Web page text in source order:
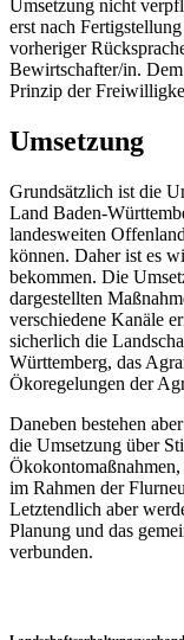
Umsetzung nicht
erst nach
vorheriger
Bewirtschafter/in. Dem
Prinzip der
Umsetzung
Grundsätzlich ist die
Land Baden-
landesweiten
können. Daher ist es
bekommen. Die
dargestellten
verschiedene Kanäle
sicherlich die
Württemberg, das
Ökoregelungen der
Daneben bestehen
die Umsetzung über
im Rahmen der
Letztendlich aber
Planung und das
verbunden.